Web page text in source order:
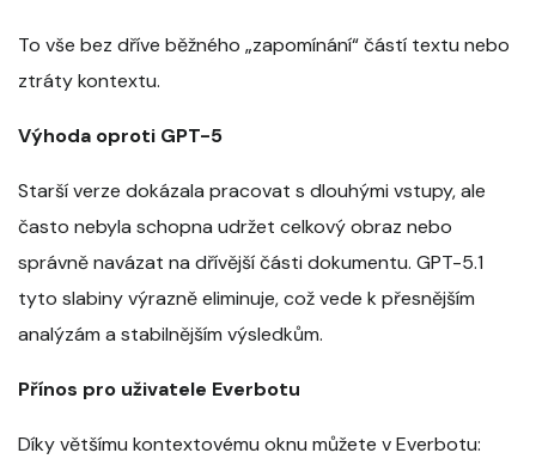
To vše bez dříve běžného „zapomínání“ částí textu nebo
ztráty kontextu.
Výhoda oproti GPT-5
Starší verze dokázala pracovat s dlouhými vstupy, ale
často nebyla schopna udržet celkový obraz nebo
správně navázat na dřívější části dokumentu. GPT-5.1
tyto slabiny výrazně eliminuje, což vede k přesnějším
analýzám a stabilnějším výsledkům.
Přínos pro uživatele Everbotu
Díky většímu kontextovému oknu můžete v Everbotu: